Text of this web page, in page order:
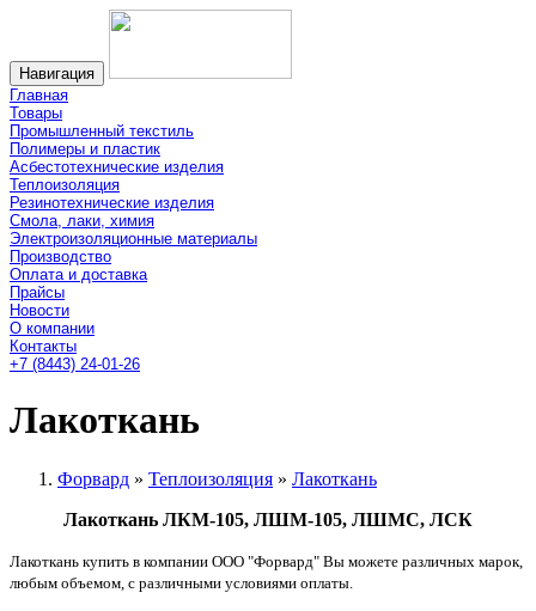
Навигация
Главная
Товары
Промышленный текстиль
Полимеры и пластик
Асбестотехнические изделия
Теплоизоляция
Резинотехнические изделия
Смола, лаки, химия
Электроизоляционные материалы
Производство
Оплата и доставка
Прайсы
Новости
О компании
Контакты
+7 (8443) 24-01-26
Лакоткань
Форвард » Теплоизоляция » Лакоткань
Лакоткань ЛКМ-105, ЛШМ-105, ЛШМС, ЛСК
Лакоткань купить в компании ООО "Форвард" Вы можете различных марок,
любым объемом, с различными условиями оплаты.